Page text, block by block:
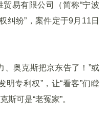
易有限公司（简称“宁波
纠纷”，案件定于9月11日
奥克斯把京东告了！”或
明专利权”，让“看客”们瞠
斯可是“老冤家”。